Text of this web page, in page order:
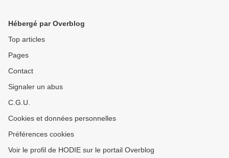
Hébergé par Overblog
Top articles
Pages
Contact
Signaler un abus
C.G.U.
Cookies et données personnelles
Préférences cookies
Voir le profil de HODIE sur le portail Overblog